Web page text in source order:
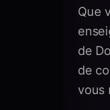
Que
de
de
vous